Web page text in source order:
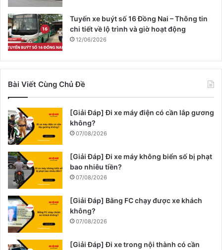
Tuyến xe buýt số 16 Đồng Nai – Thông tin
chi tiết về lộ trình và giờ hoạt động
12/06/2026
Bài Viết Cùng Chủ Đề
[Giải Đáp] Đi xe máy điện có cần lắp gương
không?
07/08/2026
[Giải Đáp] Đi xe máy không biển số bị phạt
bao nhiêu tiền?
07/08/2026
[Giải Đáp] Bằng FC chạy được xe khách
không?
07/08/2026
[Giải Đáp] Đi xe trong nội thành có cần